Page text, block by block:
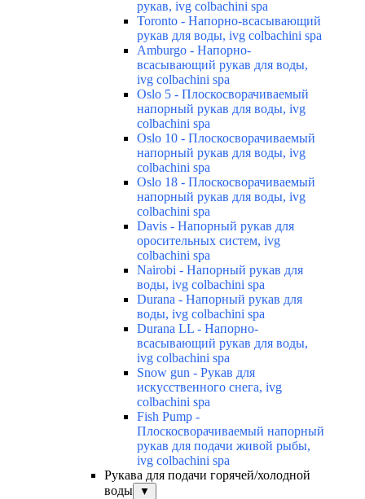
рукав, ivg colbachini spa
Toronto - Напорно-всасывающий
рукав для воды, ivg colbachini spa
Amburgo - Напорно-
всасывающий рукав для воды,
ivg colbachini spa
Oslo 5 - Плоскосворачиваемый
напорный рукав для воды, ivg
colbachini spa
Oslo 10 - Плоскосворачиваемый
напорный рукав для воды, ivg
colbachini spa
Oslo 18 - Плоскосворачиваемый
напорный рукав для воды, ivg
colbachini spa
Davis - Напорный рукав для
оросительных систем, ivg
colbachini spa
Nairobi - Напорный рукав для
воды, ivg colbachini spa
Durana - Напорный рукав для
воды, ivg colbachini spa
Durana LL - Напорно-
всасывающий рукав для воды,
ivg colbachini spa
Snow gun - Рукав для
искусственного снега, ivg
colbachini spa
Fish Pump -
Плоскосворачиваемый напорный
рукав для подачи живой рыбы,
ivg colbachini spa
Рукава для подачи горячей/холодной
воды
▼